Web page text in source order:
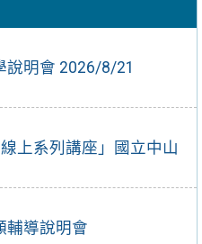
說明會 2026/8/21
上系列講座」國立中山
輔導說明會